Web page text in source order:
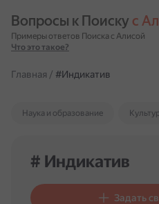
Вопросы к Поиску с
Примеры ответов Поиска с Алисой
Что это такое?
Главная / #Индикатив
Наука и образование
# Индикатив
Задать